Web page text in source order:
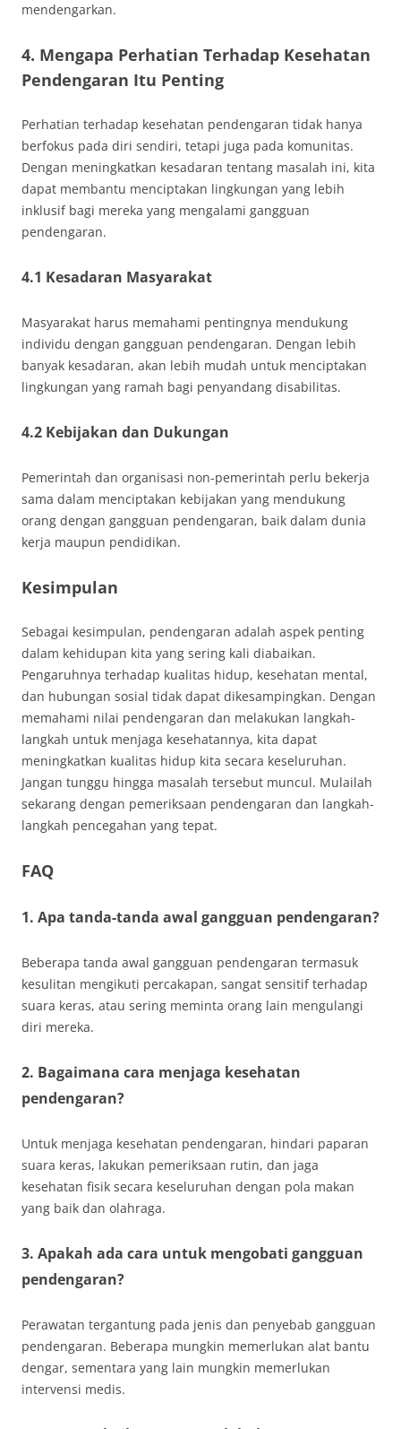
mendengarkan.
4. Mengapa Perhatian Terhadap Kesehatan
Pendengaran Itu Penting
Perhatian terhadap kesehatan pendengaran tidak hanya
berfokus pada diri sendiri, tetapi juga pada komunitas.
Dengan meningkatkan kesadaran tentang masalah ini, kita
dapat membantu menciptakan lingkungan yang lebih
inklusif bagi mereka yang mengalami gangguan
pendengaran.
4.1 Kesadaran Masyarakat
Masyarakat harus memahami pentingnya mendukung
individu dengan gangguan pendengaran. Dengan lebih
banyak kesadaran, akan lebih mudah untuk menciptakan
lingkungan yang ramah bagi penyandang disabilitas.
4.2 Kebijakan dan Dukungan
Pemerintah dan organisasi non-pemerintah perlu bekerja
sama dalam menciptakan kebijakan yang mendukung
orang dengan gangguan pendengaran, baik dalam dunia
kerja maupun pendidikan.
Kesimpulan
Sebagai kesimpulan, pendengaran adalah aspek penting
dalam kehidupan kita yang sering kali diabaikan.
Pengaruhnya terhadap kualitas hidup, kesehatan mental,
dan hubungan sosial tidak dapat dikesampingkan. Dengan
memahami nilai pendengaran dan melakukan langkah-
langkah untuk menjaga kesehatannya, kita dapat
meningkatkan kualitas hidup kita secara keseluruhan.
Jangan tunggu hingga masalah tersebut muncul. Mulailah
sekarang dengan pemeriksaan pendengaran dan langkah-
langkah pencegahan yang tepat.
FAQ
1. Apa tanda-tanda awal gangguan pendengaran?
Beberapa tanda awal gangguan pendengaran termasuk
kesulitan mengikuti percakapan, sangat sensitif terhadap
suara keras, atau sering meminta orang lain mengulangi
diri mereka.
2. Bagaimana cara menjaga kesehatan
pendengaran?
Untuk menjaga kesehatan pendengaran, hindari paparan
suara keras, lakukan pemeriksaan rutin, dan jaga
kesehatan fisik secara keseluruhan dengan pola makan
yang baik dan olahraga.
3. Apakah ada cara untuk mengobati gangguan
pendengaran?
Perawatan tergantung pada jenis dan penyebab gangguan
pendengaran. Beberapa mungkin memerlukan alat bantu
dengar, sementara yang lain mungkin memerlukan
intervensi medis.